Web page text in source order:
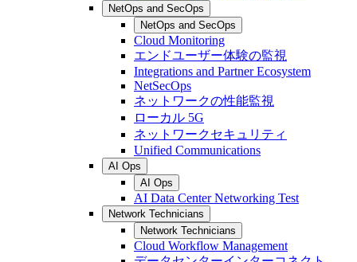
NetOps and SecOps
NetOps and SecOps
Cloud Monitoring
エンドユーザー体験の監視
Integrations and Partner Ecosystem
NetSecOps
ネットワークの性能監視
ローカル 5G
ネットワークセキュリティ
Unified Communications
AI Ops
AI Ops
AI Data Center Networking Test
Network Technicians
Network Technicians
Cloud Workflow Management